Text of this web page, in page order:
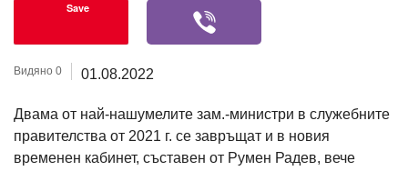
Save
Видяно 0 01.08.2022
Двама от най-нашумелите зам.-министри в служебните
правителства от 2021 г. се завръщат и в новия
временен кабинет, съставен от Румен Радев, вече